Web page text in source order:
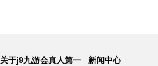
关于j9九游会真人第一
新闻中心